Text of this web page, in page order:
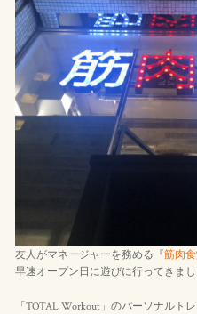
友人がマネージャーを務める『筋肉
早速オープン日に遊びに行ってきまし
「TOTAL Workout」のパーソナルト